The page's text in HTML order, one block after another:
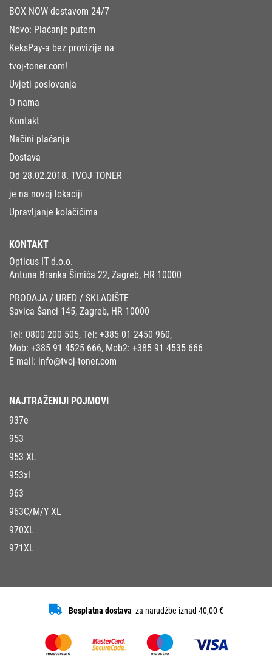
BOX NOW dostavom 24/7
Novo: Plaćanje putem
KeksPay-a bez provizije na
tvoj-toner.com!
Uvjeti poslovanja
O nama
Kontakt
Načini plaćanja
Dostava
Od 28.02.2018. TVOJ TONER
je na novoj lokaciji
Upravljanje kolačićima
KONTAKT
Opticus IT d.o.o.
Antuna Branka Šimića 22, Zagreb, HR 10000
PRODAJA / URED / SKLADIŠTE
Savica Šanci 145, Zagreb, HR 10000
Tel: 0800 200 505, Tel: +385 01 2450 960,
Mob: +385 91 4525 666, Mob2: +385 91 4535 666
E-mail: info@tvoj-toner.com
NAJTRAŽENIJI POJMOVI
937e
953
953 XL
953xl
963
963C/M/Y XL
970XL
971XL
Besplatna dostava za narudžbe iznad 40,00 €